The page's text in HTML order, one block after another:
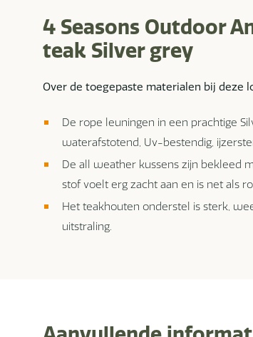
4 Seasons Outdoor
teak Silver grey
Over de toegepaste materialen bij deze
De rope leuningen in een prachtige
waterafstotend, Uv-bestendig,
De all weather kussens zijn bekleed
stof voelt erg zacht aan en is net als
Het teakhouten onderstel is sterk,
uitstraling.